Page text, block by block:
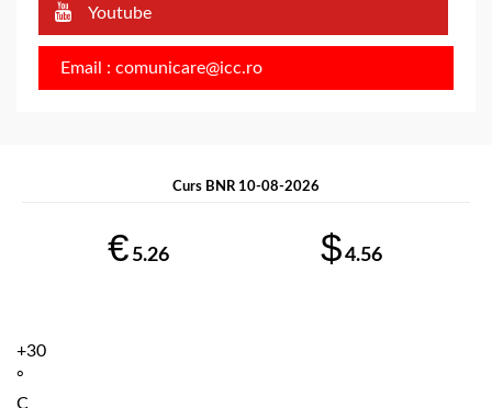
Youtube
Email : comunicare@icc.ro
Curs BNR 10-08-2026
€ 5.26 $4.56
+30
°
C